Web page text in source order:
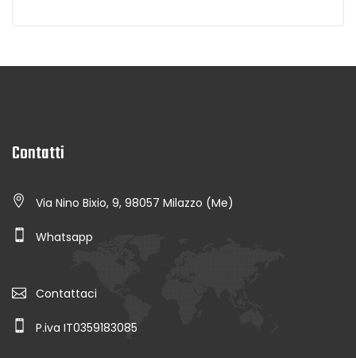
Contatti
Via Nino Bixio, 9, 98057 Milazzo (Me)
Whatsapp
Contattaci
P.iva IT0359183085